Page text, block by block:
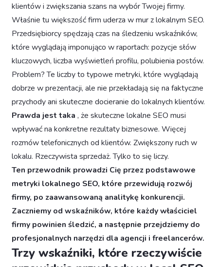
klientów i zwiększania szans na wybór Twojej firmy.
Właśnie tu większość firm uderza w mur z lokalnym SEO.
Przedsiębiorcy spędzają czas na śledzeniu wskaźników,
które wyglądają imponująco w raportach: pozycje słów
kluczowych, liczba wyświetleń profilu, polubienia postów.
Problem? Te liczby to typowe metryki, które wyglądają
dobrze w prezentacji, ale nie przekładają się na faktyczne
przychody ani skuteczne docieranie do lokalnych klientów.
Prawda jest taka , że skuteczne lokalne SEO musi
wpływać na konkretne rezultaty biznesowe. Więcej
rozmów telefonicznych od klientów. Zwiększony ruch w
lokalu. Rzeczywista sprzedaż. Tylko to się liczy.
Ten przewodnik prowadzi Cię przez podstawowe
metryki lokalnego SEO, które przewidują rozwój
firmy, po zaawansowaną analitykę konkurencji.
Zaczniemy od wskaźników, które każdy właściciel
firmy powinien śledzić, a następnie przejdziemy do
profesjonalnych narzędzi dla agencji i freelancerów.
Trzy wskaźniki, które rzeczywiście